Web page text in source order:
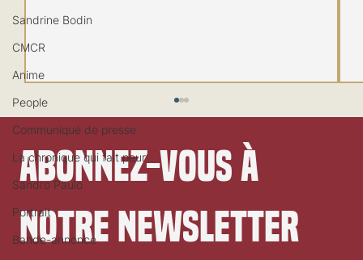
Sandrine Bodin
CMCR
Anime
People
Communiqué de presse
La chronique qui fait peur
Sandro Paulo
Portrait
Bande-annonce
Festival de Locarno 2026: Taxi Driver
Abonnez-vous à
notre newsletter